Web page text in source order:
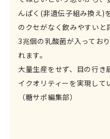
んぱく(非遺伝子組み換え)
のクセがなく飲みやすい
3兆個の乳酸菌が入ってお
れます。
大量生産をせず、目の行き
イクオリティーを実現して
（糖サポ編集部）